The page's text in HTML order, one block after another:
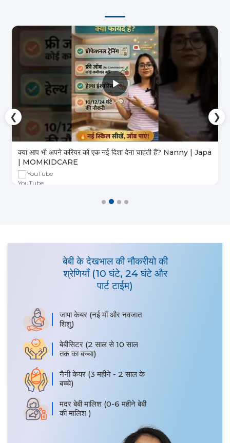
क्या आप भी अपने करियर को एक नई दिशा देना चाहती हैं? Nanny | Japa
| MOMKIDCARE
YouTube
❮ ❯
बेबी के देखभाल की नौकरीयो की
श्रेणियाँ (10 घंटे, 24 घंटे और
पार्ट टाईम)
जापा केयर (नई माँ और नवजात
शिशु)
बेबीसिटर (2 साल से 10 साल
तक का बच्चा)
नैनी केयर (3 महीने - 2 साल के
बच्चे)
मदर बेबी मालिश (0-6 महीने बेबी
की मालिश )